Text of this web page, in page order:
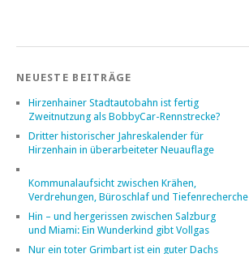
NEUESTE BEITRÄGE
Hirzenhainer Stadtautobahn ist fertig
Zweitnutzung als BobbyCar-Rennstrecke?
Dritter historischer Jahreskalender für
Hirzenhain in überarbeiteter Neuauflage
Kommunalaufsicht zwischen Krähen,
Verdrehungen, Büroschlaf und Tiefenrecherche
Hin – und hergerissen zwischen Salzburg
und Miami: Ein Wunderkind gibt Vollgas
Nur ein toter Grimbart ist ein guter Dachs